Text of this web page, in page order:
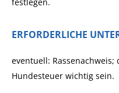
ERFORDERLICHE
eventuell:
Hundesteuer wichtig sein.